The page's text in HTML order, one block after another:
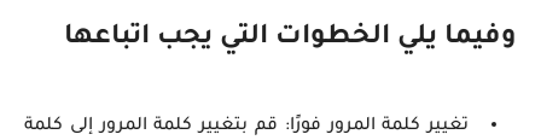
وفيما يلي الخطوات التي يجب اتباعها
تغيير كلمة المرور فورًا: قم بتغيير كلمة المرور إلى كلمة